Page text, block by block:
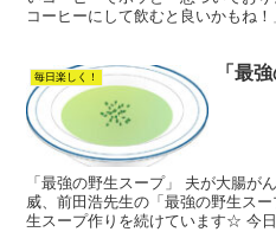
コーヒーにして飲むと良いかもね
毎日楽しく！ 「最
「最強の野生スープ」 夫が大腸が
威、前田浩先生の「最強の野生ス
生スープ作りを続けています☆ 今